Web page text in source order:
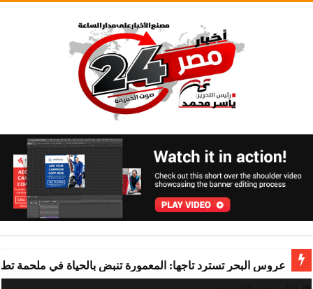
عروس البحر تسترد تاجها: المعمورة تنبض بالحياة في ملحمة